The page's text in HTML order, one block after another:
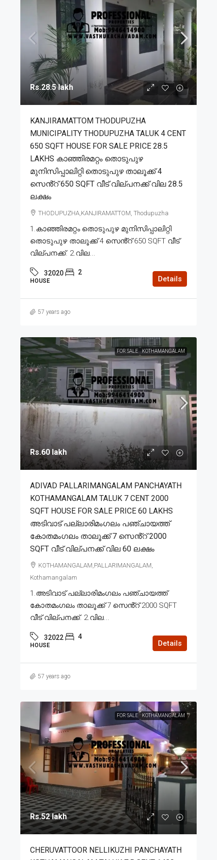
Rs.28.5 lakh
KANJIRAMATTOM THODUPUZHA
MUNICIPALITY THODUPUZHA TALUK 4 CENT
650 SQFT HOUSE FOR SALE PRICE 28.5
LAKHS കാഞ്ഞിരമറ്റം തൊടുപുഴ
മുനിസിപ്പാലിറ്റി തൊടുപുഴ താലൂക്ക് 4
സെൻ്റ് 650 SQFT വീട് വില്പനക്ക് വില 28.5
ലക്ഷം
THODUPUZHA,KANJIRAMATTOM, Thodupuzha
1.കാഞ്ഞിരമറ്റം തൊടുപുഴ മുനിസിപ്പാലിറ്റി
തൊടുപുഴ താലൂക്ക് 4 സെൻ്റ് 650 SQFT വീട്
വില്പനക്ക്. 2.വില...
32020 2
HOUSE Details
57 years ago
FOR SALE KOTHAMANGALAM
Rs.60 lakh
ADIVAD PALLARIMANGALAM PANCHAYATH
KOTHAMANGALAM TALUK 7 CENT 2000
SQFT HOUSE FOR SALE PRICE 60 LAKHS
അടിവാട് പല്ലാരിമംഗലം പഞ്ചായത്ത്
കോതമംഗലം താലൂക്ക് 7 സെൻ്റ് 2000
SQFT വീട് വില്പനക്ക് വില 60 ലക്ഷം
KOTHAMANGALAM,PALLARIMANGALAM,
Kothamangalam
1.അടിവാട് പല്ലാരിമംഗലം പഞ്ചായത്ത്
കോതമംഗലം താലൂക്ക് 7 സെൻ്റ് 2000 SQFT
വീട് വില്പനക്ക്. 2.വില...
32022 4
HOUSE Details
57 years ago
FOR SALE KOTHAMANGALAM
Rs.52 lakh
CHERUVATTOOR NELLIKUZHI PANCHAYATH